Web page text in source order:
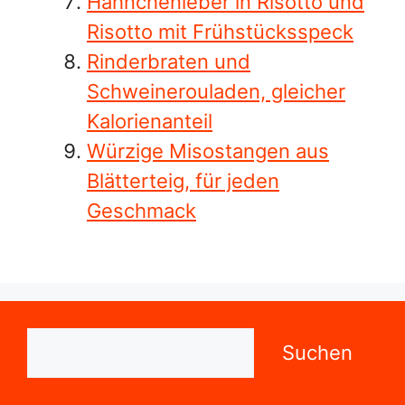
Risotto mit Frühstücksspeck
Rinderbraten und
Schweinerouladen, gleicher
Kalorienanteil
Würzige Misostangen aus
Blätterteig, für jeden
Geschmack
Suchen